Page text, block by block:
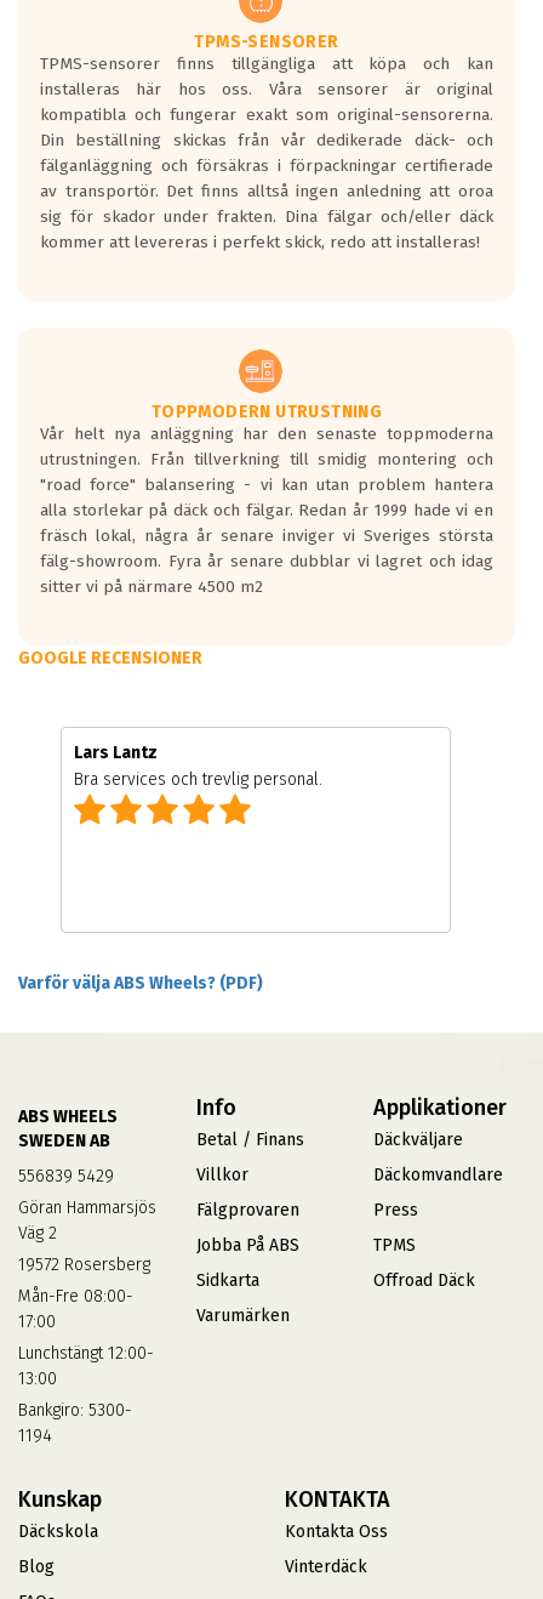
Ett däck med två svarta vågor är redan
godkända för år 2016 nya regelverk.
Ett däck med en svart våg kommer vara
minst tre decibel tystare än det
regelverk som börjar gälla 2016.
TPMS-SENSORER
TPMS-sensorer finns tillgängliga att köpa och kan
installeras här hos oss. Våra sensorer är original
kompatibla och fungerar exakt som original-sensorerna.
Din beställning skickas från vår dedikerade däck- och
fälganläggning och försäkras i förpackningar certifierade
av transportör. Det finns alltså ingen anledning att oroa
sig för skador under frakten. Dina fälgar och/eller däck
kommer att levereras i perfekt skick, redo att installeras!
TOPPMODERN UTRUSTNING
Vår helt nya anläggning har den senaste toppmoderna
utrustningen. Från tillverkning till smidig montering och
"road force" balansering - vi kan utan problem hantera
alla storlekar på däck och fälgar. Redan år 1999 hade vi en
fräsch lokal, några år senare inviger vi Sveriges största
fälg-showroom. Fyra år senare dubblar vi lagret och idag
sitter vi på närmare 4500 m2
GOOGLE RECENSIONER
Lars Lantz
Bra services och trevlig personal.
Varför välja ABS Wheels? (PDF)
ABS WHEELS
SWEDEN AB
556839 5429
Göran Hammarsjös
Väg 2
19572 Rosersberg
Mån-Fre 08:00-
17:00
Lunchstängt 12:00-
13:00
Bankgiro: 5300-
1194
Info
Betal / Finans
Villkor
Fälgprovaren
Jobba På ABS
Sidkarta
Varumärken
Applikationer
Däckväljare
Däckomvandlare
Press
TPMS
Offroad Däck
Kunskap
Däckskola
Blog
KONTAKTA
Kontakta Oss
Vinterdäck